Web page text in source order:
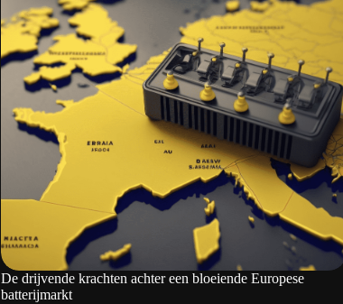
De drijvende krachten achter een bloeiende Europese
batterijmarkt